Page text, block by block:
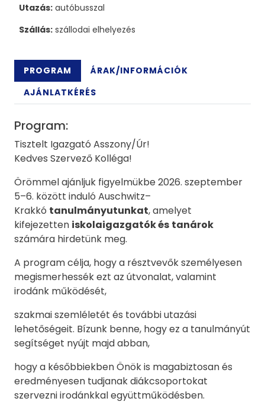
Utazás: autóbusszal
Szállás: szállodai elhelyezés
PROGRAM
ÁRAK/INFORMÁCIÓK
AJÁNLATKÉRÉS
Program:
Tisztelt Igazgató Asszony/Úr!
Kedves Szervező Kolléga!
Örömmel ajánljuk figyelmükbe 2026. szeptember
5–6. között induló Auschwitz–
Krakkó tanulmányutunkat, amelyet
kifejezetten iskolaigazgatók és tanárok
számára hirdetünk meg.
A program célja, hogy a résztvevők személyesen
megismerhessék ezt az útvonalat, valamint
irodánk működését,
szakmai szemléletét és további utazási
lehetőségeit. Bízunk benne, hogy ez a tanulmányút
segítséget nyújt majd abban,
hogy a későbbiekben Önök is magabiztosan és
eredményesen tudjanak diákcsoportokat
szervezni irodánkkal együttműködésben.